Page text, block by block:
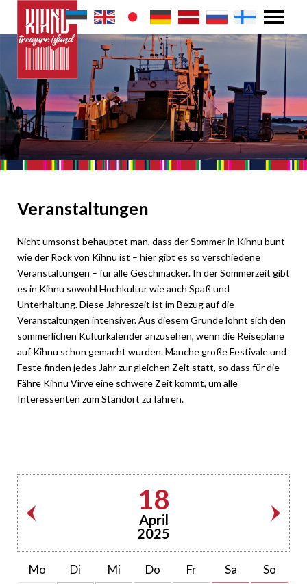
Veranstaltungen
Nicht umsonst behauptet man, dass der Sommer in Kihnu bunt
wie der Rock von Kihnu ist – hier gibt es so verschiedene
Veranstaltungen – für alle Geschmäcker. In der Sommerzeit gibt
es in Kihnu sowohl Hochkultur wie auch Spaß und
Unterhaltung. Diese Jahreszeit ist im Bezug auf die
Veranstaltungen intensiver. Aus diesem Grunde lohnt sich den
sommerlichen Kulturkalender anzusehen, wenn die Reisepläne
auf Kihnu schon gemacht wurden. Manche große Festivale und
Feste finden jedes Jahr zur gleichen Zeit statt, so dass für die
Fähre Kihnu Virve eine schwere Zeit kommt, um alle
Interessenten zum Standort zu fahren.
18
April
2025
Mo Di Mi Do Fr Sa So